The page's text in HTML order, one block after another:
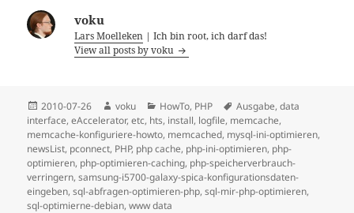
voku
Lars Moelleken | Ich bin root, ich darf das!
View all posts by voku
Posted
on
2010-07-26 Author
voku Categories
HowTo, PHP Tags
Ausgabe,data
interface,eAccelerator,etc, hts, install, logfile, memcache,
memcache-konfiguriere-howto, memcached, mysql-ini-optimieren,
newsList, pconnect, PHP, php cache, php-ini-optimieren, php-
optimieren, php-optimieren-caching, php-speicherverbrauch-
verringern,samsung-i5700-galaxy-spica-konfigurationsdaten-
eingeben,sql-abfragen-optimieren-php,sql-mir-php-optimieren,
sql-optimierne-debian,www data